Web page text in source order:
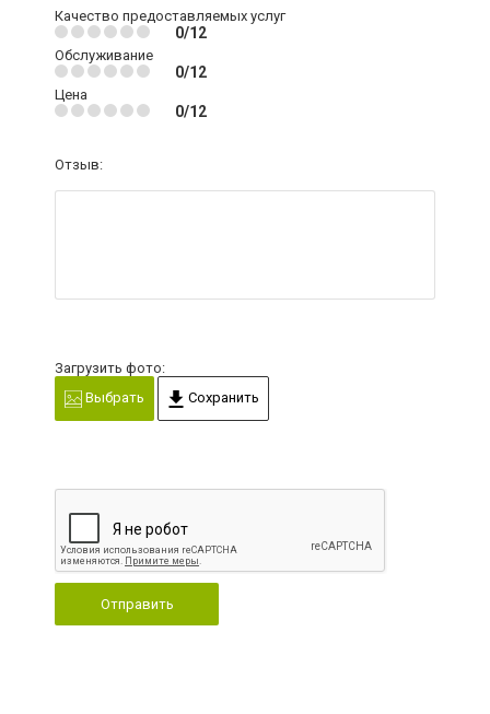
Качество предоставляемых услуг
0/12
Обслуживание
0/12
Цена
0/12
Отзыв:
Загрузить фото:
Выбрать
Сохранить
Отправить